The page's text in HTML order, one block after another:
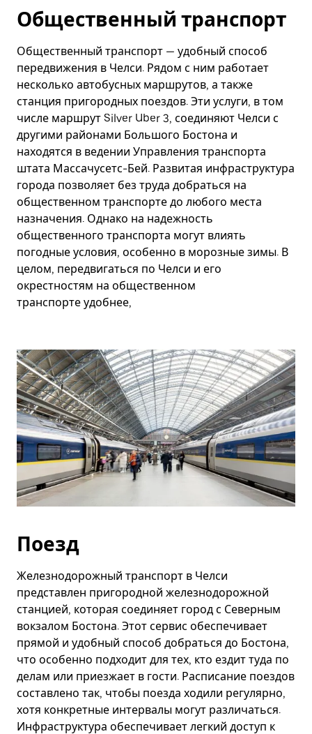
Общественный транспорт
Общественный транспорт — удобный способ
передвижения в Челси. Рядом с ним работает
несколько автобусных маршрутов, а также
станция пригородных поездов. Эти услуги, в том
числе маршрут Silver Uber 3, соединяют Челси с
другими районами Большого Бостона и
находятся в ведении Управления транспорта
штата Массачусетс-Бей. Развитая инфраструктура
города позволяет без труда добраться на
общественном транспорте до любого места
назначения. Однако на надежность
общественного транспорта могут влиять
погодные условия, особенно в морозные зимы. В
целом, передвигаться по Челси и его
окрестностям на общественном
транспорте удобнее,
Поезд
Железнодорожный транспорт в Челси
представлен пригородной железнодорожной
станцией, которая соединяет город с Северным
вокзалом Бостона. Этот сервис обеспечивает
прямой и удобный способ добраться до Бостона,
что особенно подходит для тех, кто ездит туда по
делам или приезжает в гости. Расписание поездов
составлено так, чтобы поезда ходили регулярно,
хотя конкретные интервалы могут различаться.
Инфраструктура обеспечивает легкий доступ к